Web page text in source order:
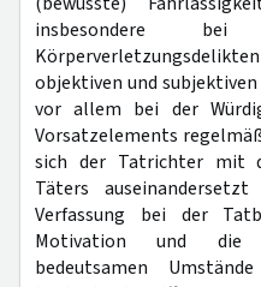
insbesondere
objektiven und
vor allem bei der
Vorsatzelements
sich der Tatrichter mit
Täters
Verfassung bei der
Motivation und die
bedeutsamen